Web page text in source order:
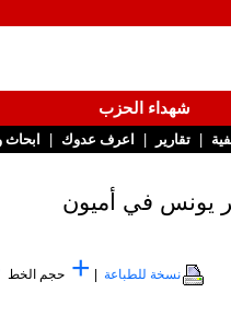
شهداء الحزب
| تقارير | اعرف عدوك |
يونس في أميون
نسخة للطباعة + حجم الخط